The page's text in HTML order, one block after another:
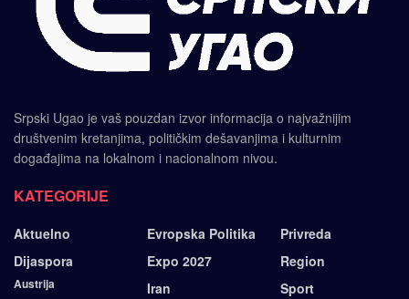
Srpski Ugao je vaš pouzdan izvor informacija o najvažnijim
društvenim kretanjima, političkim dešavanjima i kulturnim
događajima na lokalnom i nacionalnom nivou.
KATEGORIJE
Aktuelno
Dijaspora
Austrija
Evropska Politika
Expo 2027
Iran
Privreda
Region
Sport